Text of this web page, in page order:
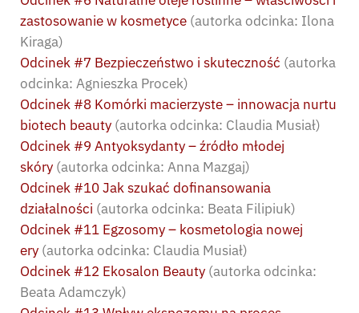
zastosowanie w kosmetyce (autorka odcinka: Ilona
Kiraga)
Odcinek #7 Bezpieczeństwo i skuteczność (autorka
odcinka: Agnieszka Procek)
Odcinek #8 Komórki macierzyste – innowacja nurtu
biotech beauty (autorka odcinka: Claudia Musiał)
Odcinek #9 Antyoksydanty – źródło młodej
skóry (autorka odcinka: Anna Mazgaj)
Odcinek #10 Jak szukać dofinansowania
działalności (autorka odcinka: Beata Filipiuk)
Odcinek #11 Egzosomy – kosmetologia nowej
ery (autorka odcinka: Claudia Musiał)
Odcinek #12 Ekosalon Beauty (autorka odcinka:
Beata Adamczyk)